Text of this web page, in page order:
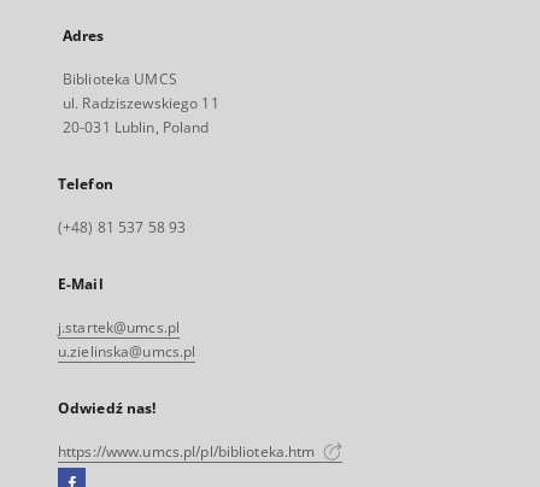
Adres
Biblioteka UMCS
ul. Radziszewskiego 11
20-031 Lublin, Poland
Telefon
(+48) 81 537 58 93
E-Mail
j.startek@umcs.pl
u.zielinska@umcs.pl
Odwiedź nas!
https://www.umcs.pl/pl/biblioteka.htm
Facebook